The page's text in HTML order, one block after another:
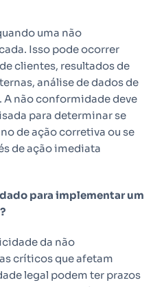
uma não
Isso pode ocorrer
clientes, resultados de
análise de dados de
não conformidade deve
para determinar se
de ação corretiva ou se
de ação imediata
para implementar um
da não
críticos que afetam
legal podem ter prazos